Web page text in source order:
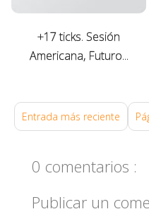
0
+17 ticks. Sesión
Americana, Futuro...
Entrada más reciente
0 comentarios :
Publicar un